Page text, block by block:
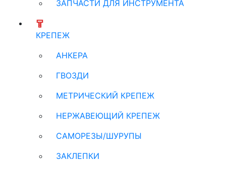
ЗАПЧАСТИ ДЛЯ ИНСТРУМЕНТА
КРЕПЕЖ
АНКЕРА
ГВОЗДИ
МЕТРИЧЕСКИЙ КРЕПЕЖ
НЕРЖАВЕЮЩИЙ КРЕПЕЖ
САМОРЕЗЫ/ШУРУПЫ
ЗАКЛЕПКИ